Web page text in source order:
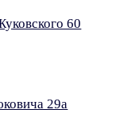
60
29а